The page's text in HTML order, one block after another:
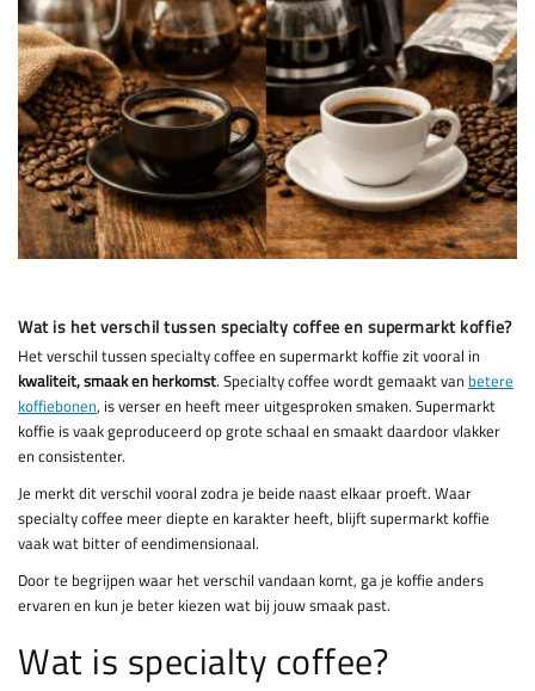
Wat is het verschil tussen specialty coffee en supermarkt koffie?
Het verschil tussen specialty coffee en supermarkt koffie zit vooral in
kwaliteit, smaak en herkomst. Specialty coffee wordt gemaakt van betere
koffiebonen, is verser en heeft meer uitgesproken smaken. Supermarkt
koffie is vaak geproduceerd op grote schaal en smaakt daardoor vlakker
en consistenter.
Je merkt dit verschil vooral zodra je beide naast elkaar proeft. Waar
specialty coffee meer diepte en karakter heeft, blijft supermarkt koffie
vaak wat bitter of eendimensionaal.
Door te begrijpen waar het verschil vandaan komt, ga je koffie anders
ervaren en kun je beter kiezen wat bij jouw smaak past.
Wat is specialty coffee?